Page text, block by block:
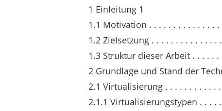
1 Einleitung 1
1.1 Motivation . . . . . . . . . . . . . .
1.2 Zielsetzung . . . . . . . . . . . . . .
1.3 Struktur dieser Arbeit . . . . .
2 Grundlage und Stand der
2.1 Virtualisierung . . . . . . . . . . .
2.1.1 Virtualisierungstypen . . . .